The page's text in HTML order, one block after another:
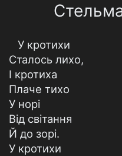
У кротихи
Сталось лихо,
І кротиха
Плаче тихо
У норі
Від світання
Й до зорі.
У кротихи